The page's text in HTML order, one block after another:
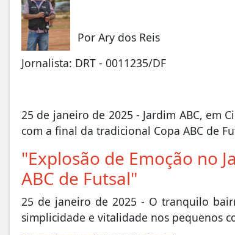
Por Ary dos Reis
Jornalista: DRT - 0011235/DF
25 de janeiro de 2025 - Jardim ABC, em
com a final da tradicional Copa ABC de
"Explosão de Emoção no
ABC de Futsal"
25 de janeiro de 2025 - O tranquilo
simplicidade e vitalidade nos pequenos